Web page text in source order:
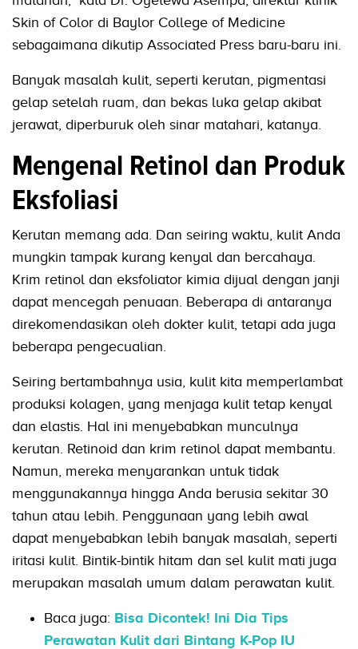
Skin of Color di Baylor College of Medicine
sebagaimana dikutip Associated Press baru-baru ini.
Banyak masalah kulit, seperti kerutan, pigmentasi
gelap setelah ruam, dan bekas luka gelap akibat
jerawat, diperburuk oleh sinar matahari, katanya.
Mengenal Retinol dan Produk
Eksfoliasi
Kerutan memang ada. Dan seiring waktu, kulit Anda
mungkin tampak kurang kenyal dan bercahaya.
Krim retinol dan eksfoliator kimia dijual dengan janji
dapat mencegah penuaan. Beberapa di antaranya
direkomendasikan oleh dokter kulit, tetapi ada juga
beberapa pengecualian.
Seiring bertambahnya usia, kulit kita memperlambat
produksi kolagen, yang menjaga kulit tetap kenyal
dan elastis. Hal ini menyebabkan munculnya
kerutan. Retinoid dan krim retinol dapat membantu.
Namun, mereka menyarankan untuk tidak
menggunakannya hingga Anda berusia sekitar 30
tahun atau lebih. Penggunaan yang lebih awal
dapat menyebabkan lebih banyak masalah, seperti
iritasi kulit. Bintik-bintik hitam dan sel kulit mati juga
merupakan masalah umum dalam perawatan kulit.
Baca juga: Bisa Dicontek! Ini Dia Tips
Perawatan Kulit dari Bintang K-Pop IU